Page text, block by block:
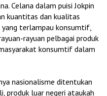
Celana dalam puisi Jokpin
kuantitas dan kualitas
terlampau konsumtif,
rayuan pelbagai produk
konsumtif dalam
nasionalisme ditentukan
produk luar negeri ataukah